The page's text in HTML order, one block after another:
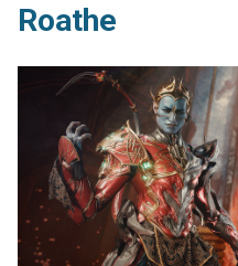
Roathe